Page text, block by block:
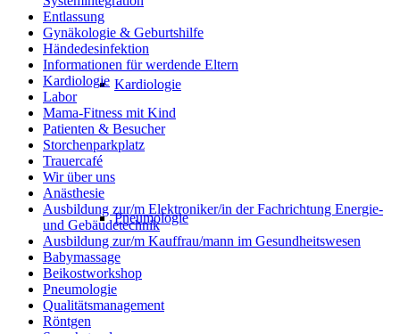
Kardiologie
Pneumologie
Entlassung
Gynäkologie & Geburtshilfe
Händedesinfektion
Informationen für werdende Eltern
Kardiologie
Labor
Mama-Fitness mit Kind
Patienten & Besucher
Storchenparkplatz
Trauercafé
Wir über uns
Anästhesie
Ausbildung zur/m Elektroniker/in der Fachrichtung Energie-
und Gebäudetechnik
Ausbildung zur/m Kauffrau/mann im Gesundheitswesen
Babymassage
Beikostworkshop
Pneumologie
Qualitätsmanagement
Röntgen